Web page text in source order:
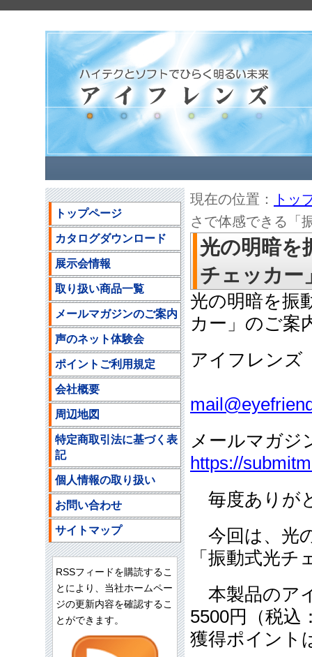
現在の位置：
トッ
さで体感できる「
光の明暗を
チェッカー
光の明暗を振
カー」のご案
アイフレン
メールマガジ
https://
毎度ありが
今回は、光
「振動式光
本製品のア
5500円（税込
獲得ポイント
トップページ
カタログダウンロード
展示会情報
取り扱い商品一覧
メールマガジンのご案内
声のネット体験会
ポイントご利用規定
会社概要
周辺地図
特定商取引法に基づく表
記
個人情報の取り扱い
お問い合わせ
サイトマップ
RSSフィードを購読するこ
とにより、当社ホームペー
ジの更新内容を確認するこ
とができます。